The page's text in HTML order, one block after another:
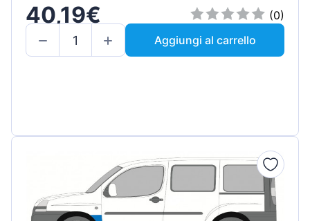
40,19€
(0)
Aggiungi al carrello